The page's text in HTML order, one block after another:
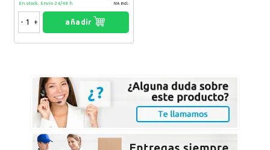
IVA Incl.
En stock. Envío 24/48 h
- + añadir